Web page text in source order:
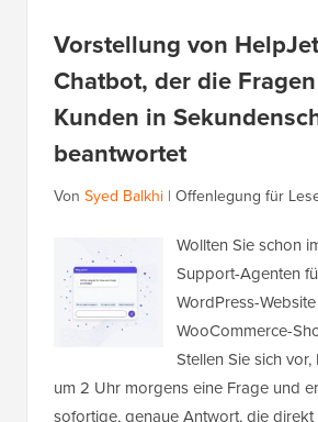
Vorstellung von
Chatbot, der die
Kunden in
beantwortet
Von Syed Balkhi | Offenlegung für
Wollten Sie schon
Support-Agenten
WordPress-
WooCommerce-
Stellen Sie sich
um 2 Uhr morgens eine Frage und
sofortige, genaue Antwort, die direkt